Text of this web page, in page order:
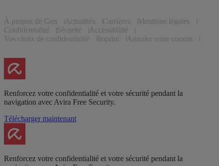
À propos de Gen Actualités Carrières
Mentions légales
Confidentialité
Sécurité
Accessibilité
Vos choix de confidentialité
Imprint Annuler votre contrat
Renforcez votre confidentialité et votre sécurité pendant la
navigation avec Avira Free Security.
Télécharger maintenant
Renforcez votre confidentialité et votre sécurité pendant la